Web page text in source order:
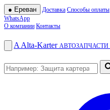
● Ереван Доставка Способы оплаты
WhatsApp
О компании Контакты
A Alta-Karter АВТОЗАПЧАСТИ